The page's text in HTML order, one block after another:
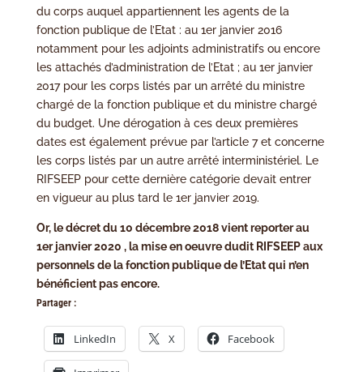
du corps auquel appartiennent les agents de la
fonction publique de l’Etat : au 1er janvier 2016
notamment pour les adjoints administratifs ou encore
les attachés d’administration de l’Etat ; au 1er janvier
2017 pour les corps listés par un arrêté du ministre
chargé de la fonction publique et du ministre chargé
du budget. Une dérogation à ces deux premières
dates est également prévue par l’article 7 et concerne
les corps listés par un autre arrêté interministériel. Le
RIFSEEP pour cette dernière catégorie devait entrer
en vigueur au plus tard le 1er janvier 2019.
Or, le décret du 10 décembre 2018 vient reporter au
1er janvier 2020 , la mise en oeuvre dudit RIFSEEP aux
personnels de la fonction publique de l’Etat qui n’en
bénéficient pas encore.
Partager :
LinkedIn X Facebook